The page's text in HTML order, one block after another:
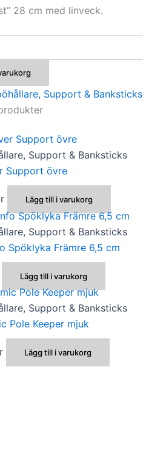
28 cm med linveck.
Support & Banksticks
Support & Banksticks
Support övre
Lägg till i varukorg
Support & Banksticks
Spöklyka Främre 6,5 cm
Lägg till i varukorg
Support & Banksticks
Pole Keeper mjuk
Lägg till i varukorg